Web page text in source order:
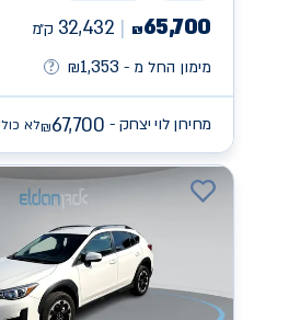
₪65,700
32,432 ק״מ
מימון החל מ -
₪1,353
מחירון לוי יצחק - ₪67,700 לא